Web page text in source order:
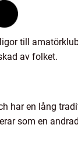
till
av folket.
har en lång
som en